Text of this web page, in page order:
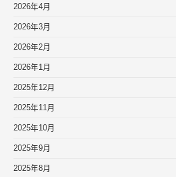
2026年4月
2026年3月
2026年2月
2026年1月
2025年12月
2025年11月
2025年10月
2025年9月
2025年8月